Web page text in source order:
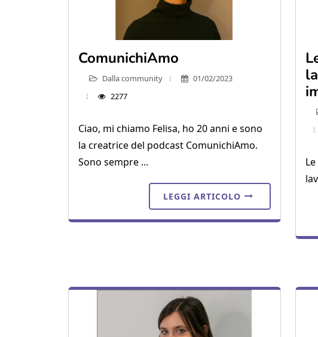
ComunichiAmo
Dalla community
01/02/2023
2277
Ciao, mi chiamo Felisa, ho 20 anni e sono
la creatrice del podcast ComunichiAmo.
Sono sempre ...
LEGGI ARTICOLO